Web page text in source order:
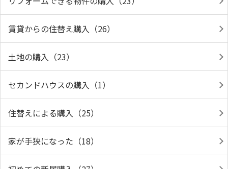
賃貸からの住替え購入（26）
土地の購入（23）
セカンドハウスの購入（1）
住替えによる購入（25）
家が手狭になった（18）